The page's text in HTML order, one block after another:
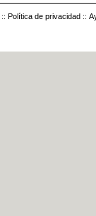
:: Política de privacidad ::